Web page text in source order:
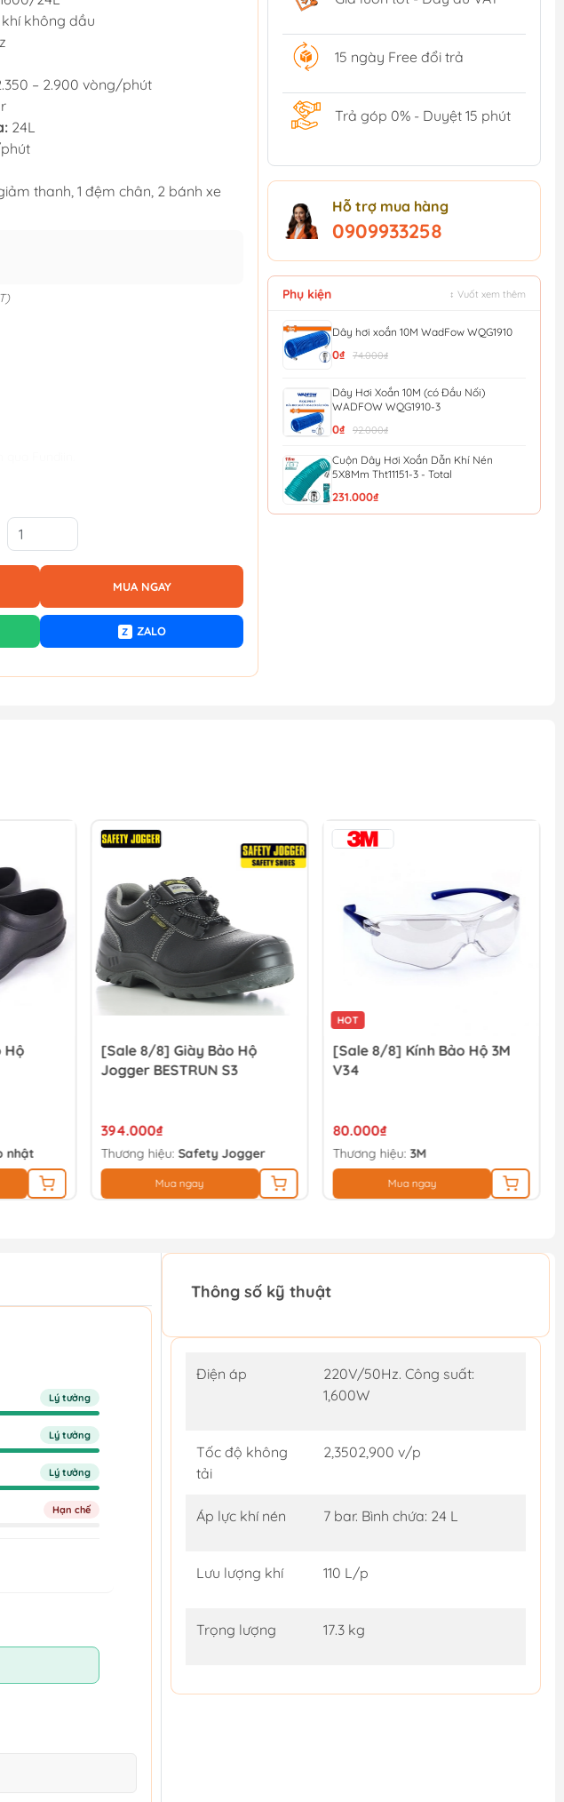
không dầu
– 2.900 vòng/phút
24L
thanh, 1 đệm chân, 2 bánh xe
MUA NGAY
Z ZALO
15 ngày Free đổi trả
Trả góp 0% - Duyệt 15 phút
Hỗ trợ mua hàng
0909933258
Phụ kiện ↕ Vuốt xem thêm
Dây hơi xoắn 10M WadFow WQG1910
0₫ 74.000₫
Dây Hơi Xoắn 10M (có Đầu Nối)
WADFOW WQG1910-3
0₫ 92.000₫
Cuộn Dây Hơi Xoắn Dẫn Khí Nén
5X8Mm Tht11151-3 - Total
231.000₫
Hộ
nhật
[Sale 8/8] Giày Bảo Hộ
Jogger BESTRUN S3
394.000₫
Thương hiệu: Safety Jogger
Mua ngay
HOT
[Sale 8/8] Kính Bảo Hộ 3M
V34
80.000₫
Thương hiệu: 3M
Mua ngay
Lý tưởng
Lý tưởng
Lý tưởng
Hạn chế
Thông số kỹ thuật
Điện áp
220V/50Hz. Công suất:
1,600W
Tốc độ không
tải
2,3502,900 v/p
Áp lực khí nén 7 bar. Bình chứa: 24 L
Lưu lượng khí 110 L/p
Trọng lượng 17.3 kg